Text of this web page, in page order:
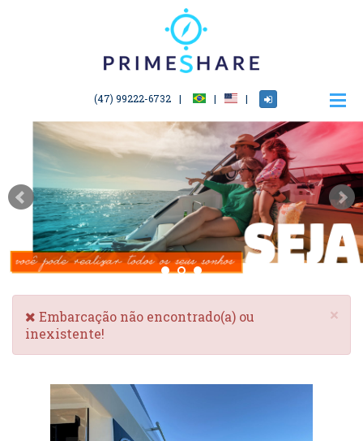
(47) 99222-6732
×
Embarcação não encontrado(a) ou
inexistente!